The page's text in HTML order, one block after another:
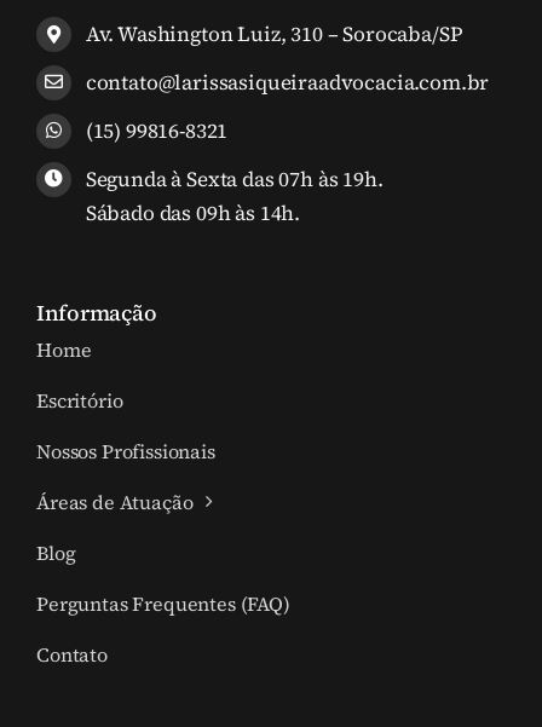
Av. Washington Luiz, 310 – Sorocaba/SP
contato@larissasiqueiraadvocacia.com.br
(15) 99816-8321
Segunda à Sexta das 07h às 19h.
Sábado das 09h às 14h.
Informação
Home
Escritório
Nossos Profissionais
Áreas de Atuação
Blog
Perguntas Frequentes (FAQ)
Contato